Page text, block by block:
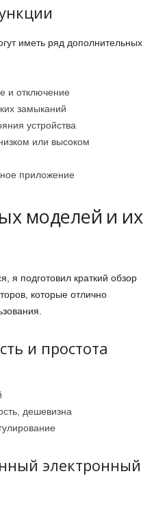
иметь ряд дополнительных
и отключение
замыканий
устройства
или высоком
приложение
моделей и их
я подготовил краткий обзор
которые отлично
и простота
дешевизна
электронный